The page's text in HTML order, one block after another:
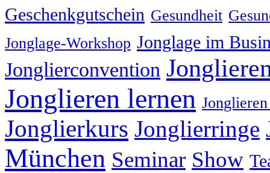
Geschenkgutschein Gesundheit
Jonglage-Workshop Jonglage im
Jonglierconvention
Jonglieren lernen
Jonglierkurs Jonglierringe
München Seminar Show